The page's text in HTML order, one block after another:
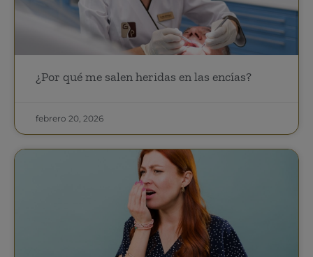
¿Por qué me salen heridas en las encías?
febrero 20, 2026